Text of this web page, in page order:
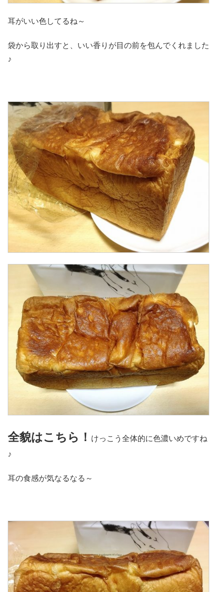
耳がいい色してるね～
袋から取り出すと、いい香りが目の前を包んでくれました
♪
全貌はこちら！ けっこう全体的に色濃いめですね
♪
耳の食感が気なるなる～